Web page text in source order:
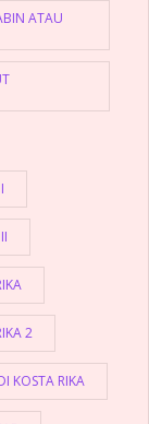
ATAU
2
KOSTA RIKA